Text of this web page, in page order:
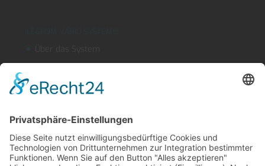
Über das System
Kühlmitteleinrichtungen
Sicherheitsblasdüse
Produktfinder